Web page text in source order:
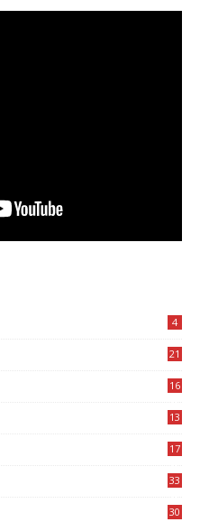
4
21
16
13
17
33
30